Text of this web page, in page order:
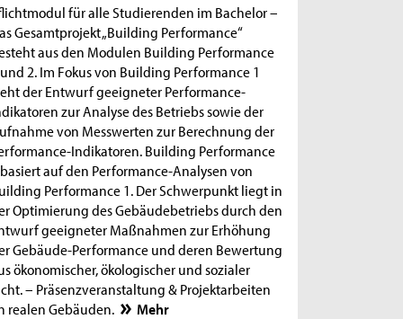
für alle Studierenden im Bachelor –
Gesamtprojekt „Building Performance“
aus den Modulen Building Performance
2. Im Fokus von Building Performance 1
der Entwurf geeigneter Performance-
zur Analyse des Betriebs sowie der
von Messwerten zur Berechnung der
Indikatoren. Building Performance
auf den Performance-Analysen von
Performance 1. Der Schwerpunkt liegt in
Optimierung des Gebäudebetriebs durch den
geeigneter Maßnahmen zur Erhöhung
Gebäude-Performance und deren Bewertung
ökonomischer, ökologischer und sozialer
– Präsenzveranstaltung & Projektarbeiten
realen Gebäuden.
Mehr